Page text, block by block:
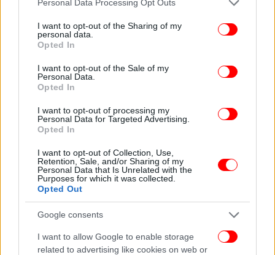
not limited to your visit or usage behaviour. You may click to
grant or deny consent to Google and its third-party tags to
use your data for below specified purposes in below Google
consent section.
Personal Data Processing Opt Outs
I want to opt-out of the Sharing of my
personal data.
Opted In
I want to opt-out of the Sale of my
Personal Data.
Opted In
I want to opt-out of processing my
Personal Data for Targeted Advertising.
Opted In
I want to opt-out of Collection, Use,
Retention, Sale, and/or Sharing of my
Personal Data that Is Unrelated with the
Purposes for which it was collected.
Opted Out
Google consents
I want to allow Google to enable storage
related to advertising like cookies on web or
Σύμφωνα με αναλυτές, το καθεστώς ενδέχεται να
αποφάσισε να μην προβεί σε επίσημες
ανακοινώσεις, σε μια προσπάθεια να προστατεύσει
αξιωματούχους που κατέχουν υψηλές θέσεις στον
τομέα της ασφάλειας, ενώ ορισμένες θέσεις
ενδέχεται να μην έχουν καλυφθεί.
Οι περισσότερες από τις θέσεις απαιτούν την
έγκριση του Ανώτατου Ηγέτη Αγιατολάχ
αυτόν.
«Δεν είναι σαφές πόσο προσιτός είναι ο ηγέτης
Μοτζτάμπα Χαμενεΐ ακόμη και για τους ανώτατους
αξιωματούχους», σημειώνει ο Χαμιντρέζα Αζίζι,
επισκέπτης ερευνητής στο Γερμανικό Ινστιτούτο
Διεθνών και Ασφαλείας.